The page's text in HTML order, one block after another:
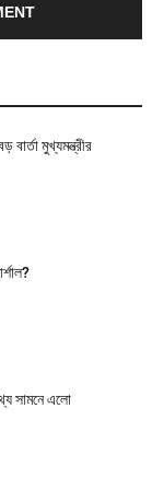
বার্তা মুখ্যমন্ত্রীর
সামনে এলো